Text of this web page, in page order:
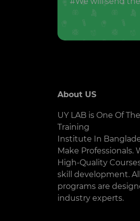
About US
UY LAB is One Of
Training
Institute In
Make Professionals.
High-Quality
skill development.
programs are
industry experts.